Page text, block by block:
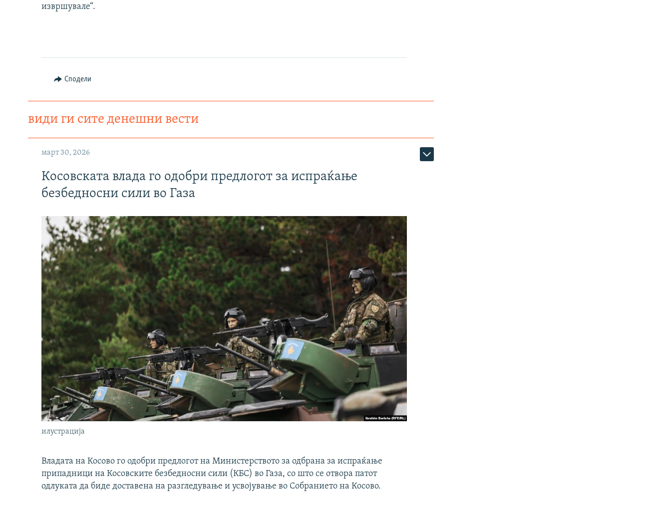
извршувале“.
Сподели
види ги сите денешни вести
март 30, 2026
Косовската влада го одобри предлогот за испраќање
безбедносни сили во Газа
илустрација
Владата на Косово го одобри предлогот на Министерството за одбрана за испраќање
припадници на Косовските безбедносни сили (КБС) во Газа, со што се отвора патот
одлуката да биде доставена на разгледување и усвојување во Собранието на Косово.